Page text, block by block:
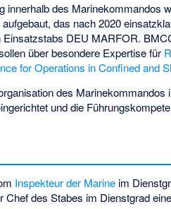
innerhalb des Marinekommandos
aufgebaut, das nach 2020
Einsatzstabs DEU MARFOR.
über besondere Expertise für
for Operations in Confined and
des
und die
Inspekteur der Marine im
Chef des Stabes im Dienstgrad